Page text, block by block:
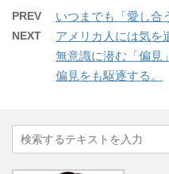
PREV いつまでも「愛し合
NEXT
アメリカ人には気を
無意識に潜む「偏見
偏見をも駆逐する。